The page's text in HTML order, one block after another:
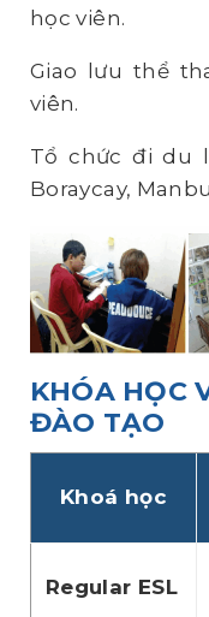
học viên.
Giao lưu thể
viên.
Tổ chức đi du
Boraycay,
KHÓA HỌC
ĐÀO TẠO
Khoá học
Regular ESL